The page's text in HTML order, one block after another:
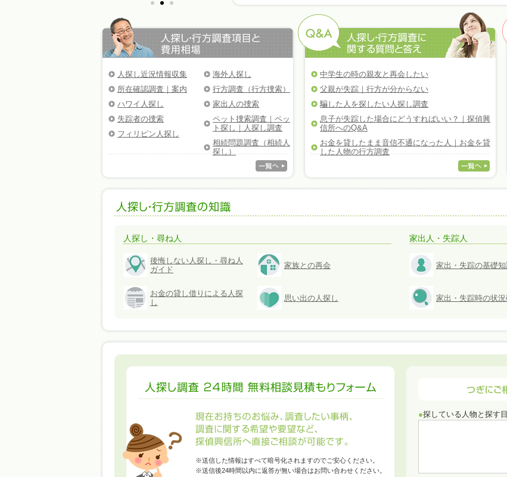
人探し近況情報収集
所在確認調査｜案内
ハワイ人探し
失踪者の捜索
フィリピン人探し
海外人探し
行方調査（行方捜索）
家出人の捜索
ペット捜索調査｜ペッ
ト探し｜人探し調査
相続問題調査（相続人
探し）
中学生の時の親友と再会したい
父親が失踪｜行方が分からない
騙した人を探したい人探し調査
息子が失踪した場合にどうすればいい？｜探偵興
信所へのQ&A
お金を貸したまま音信不通になった人｜お金を貸
した人物の行方調査
人探し・尋ね人
後悔しない人探し・尋ね人
ガイド
お金の貸し借りによる人探
し
家族との再会
思い出の人探し
家出人・失踪人
家出・失踪の基礎知
家出・失踪時の状
※送信した情報はすべて暗号化されますのでご安心ください。
※送信後24時間以内に返答が無い場合はお問い合わせください。
●探している人物と探す